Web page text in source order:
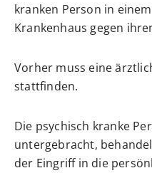
kranken Person in
Krankenhaus gegen
Vorher muss eine
stattfinden.
Die psychisch kranke
untergebracht,
der Eingriff in die